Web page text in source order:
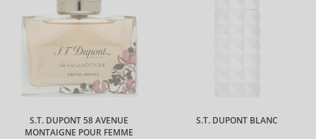
S.T. DUPONT 58 AVENUE
MONTAIGNE POUR FEMME
S.T. DUPONT BLANC